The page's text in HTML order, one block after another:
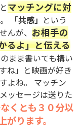
マッチングに対
「共感」 という
んが、 お相手の
るよ」と伝える
まま書いても構い
ね」と映画が好き
よね。 マッチン
ッセージは送りた
くとも３０分以
ります。